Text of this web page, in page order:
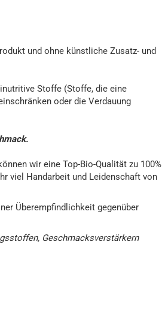
und ohne künstliche Zusatz- und
Stoffe (Stoffe, die eine
oder die Verdauung
wir eine Top-Bio-Qualität zu 100%
viel Handarbeit und Leidenschaft von
Überempfindlichkeit gegenüber
Geschmacksverstärkern